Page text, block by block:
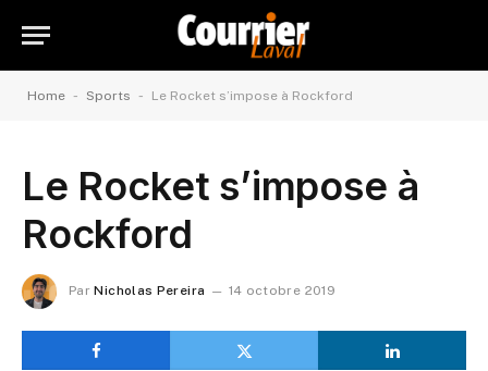
Home - Sports - Le Rocket s’impose à Rockford
Le Rocket s’impose à
Rockford
Par Nicholas Pereira 14 octobre 2019